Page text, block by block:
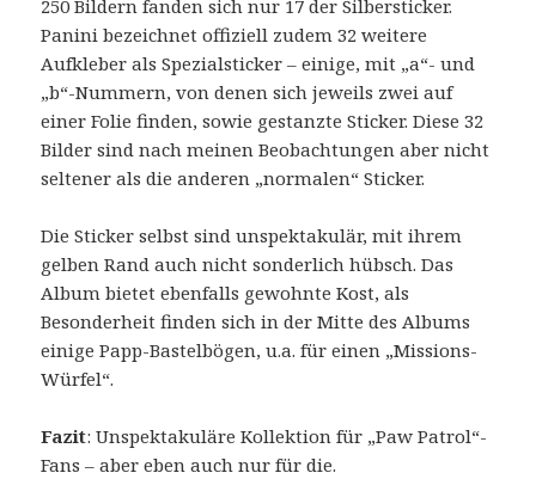
250 Bildern fanden sich nur 17 der Silbersticker.
Panini bezeichnet offiziell zudem 32 weitere
Aufkleber als Spezialsticker – einige, mit „a“- und
„b“-Nummern, von denen sich jeweils zwei auf
einer Folie finden, sowie gestanzte Sticker. Diese 32
Bilder sind nach meinen Beobachtungen aber nicht
seltener als die anderen „normalen“ Sticker.
Die Sticker selbst sind unspektakulär, mit ihrem
gelben Rand auch nicht sonderlich hübsch. Das
Album bietet ebenfalls gewohnte Kost, als
Besonderheit finden sich in der Mitte des Albums
einige Papp-Bastelbögen, u.a. für einen „Missions-
Würfel“.
Fazit: Unspektakuläre Kollektion für „Paw Patrol“-
Fans – aber eben auch nur für die.